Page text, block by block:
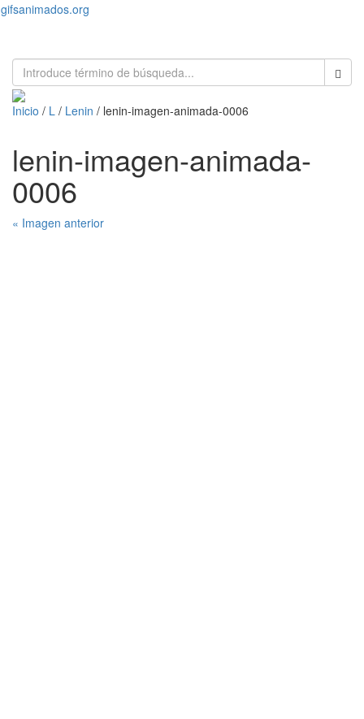
gifsanimados.org
Inicio / L / Lenin / lenin-imagen-animada-0006
lenin-imagen-animada-
0006
« Imagen anterior